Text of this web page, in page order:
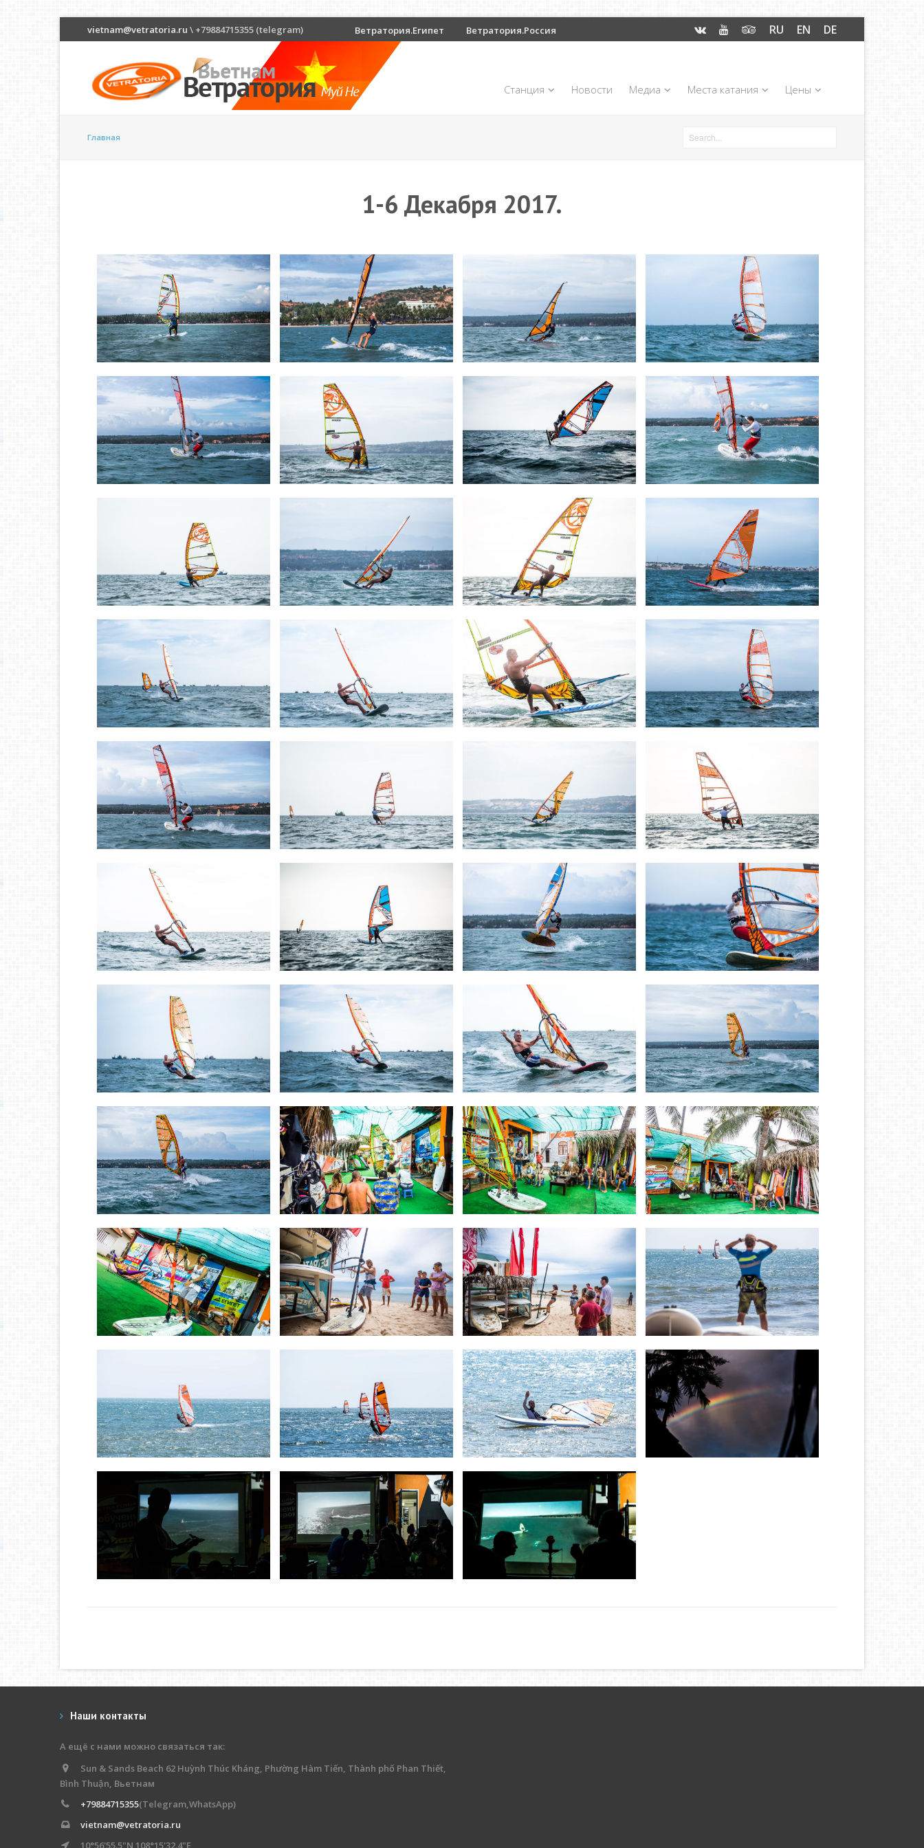
vietnam@vetratoria.ru \ +79884715355 (telegram) Ветратория.Египет Ветратория.Россия RU EN DE
Станция Новости Медиа Места катания Цены
Главная
1-6 Декабря 2017.
Наши контакты
А ещё с нами можно связаться так:
Sun & Sands Beach 62 Huỳnh Thúc Kháng, Phường Hàm Tiến, Thành phố Phan Thiết,
Bình Thuận, Вьетнам
+79884715355(Telegram,WhatsApp)
vietnam@vetratoria.ru
10°56'55.5"N 108°15'32.4"E